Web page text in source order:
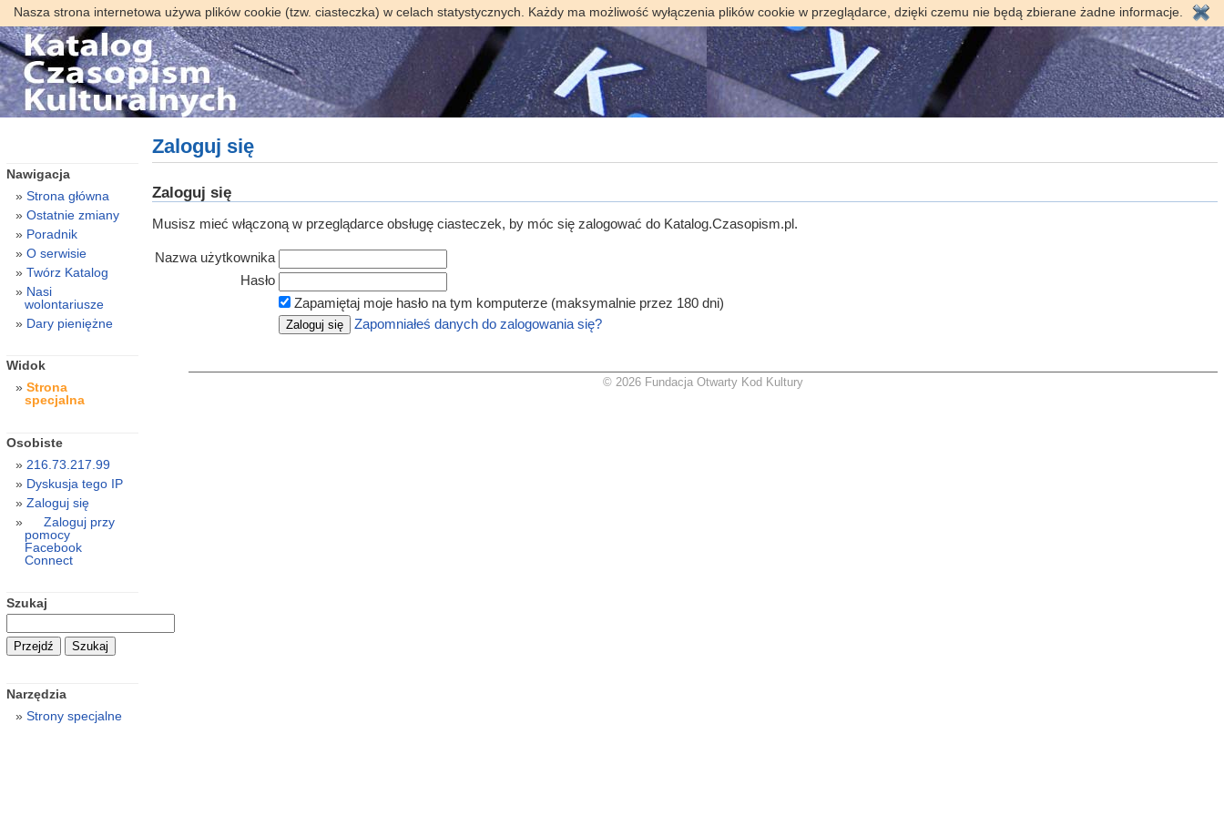
Nasza strona internetowa używa plików cookie (tzw. ciasteczka) w celach statystycznych. Każdy ma możliwość wyłączenia plików cookie w przeglądarce, dzięki czemu nie będą zbierane żadne informacje.
Zaloguj się
Zaloguj się
Musisz mieć włączoną w przeglądarce obsługę ciasteczek, by móc się zalogować do Katalog.Czasopism.pl.
Nazwa użytkownika
Hasło
Zapamiętaj moje hasło na tym komputerze (maksymalnie przez 180 dni)
Zapomniałeś danych do zalogowania się?
Nawigacja
Strona główna
Ostatnie zmiany
Poradnik
O serwisie
Twórz Katalog
Nasi
wolontariusze
Dary pieniężne
Widok
Strona
specjalna
Osobiste
216.73.217.99
Dyskusja tego IP
Zaloguj się
Zaloguj przy
pomocy
Facebook
Connect
Szukaj
Narzędzia
Strony specjalne
© 2026 Fundacja Otwarty Kod Kultury